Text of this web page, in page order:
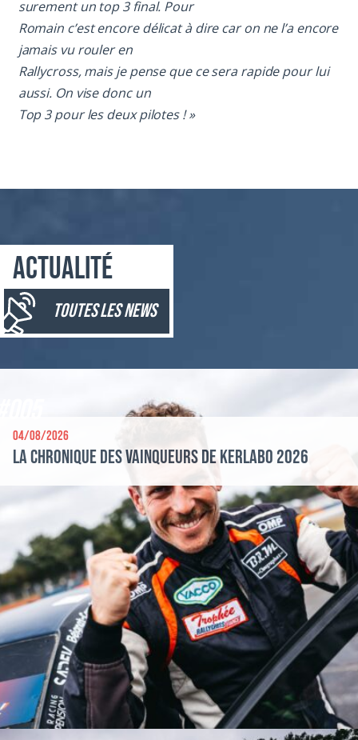
surement un top 3 final. Pour
Romain c’est encore délicat à dire car on ne l’a encore
jamais vu rouler en
Rallycross, mais je pense que ce sera rapide pour lui
aussi. On vise donc un
Top 3 pour les deux pilotes ! »
Actualité
toutes les news
04/08/2026
La chronique des vainqueurs de Kerlabo 2026